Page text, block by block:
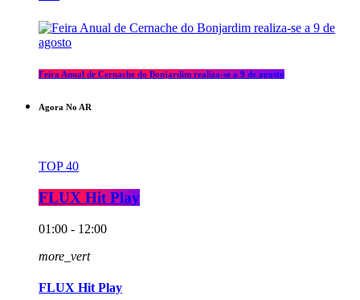
Feira Anual de Cernache do Bonjardim realiza-se a 9 de agosto
Agora No AR
TOP 40
FLUX Hit Play
01:00 - 12:00
more_vert
FLUX Hit Play